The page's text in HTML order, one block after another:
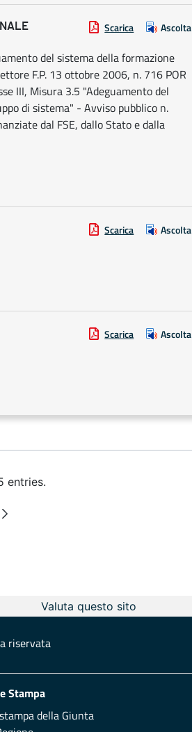
Scarica Ascolta
del sistema della formazione
F.P. 13 ottobre 2006, n. 716 POR
III, Misura 3.5 "Adeguamento del
di sistema" - Avviso pubblico n.
dal FSE, dallo Stato e dalla
Scarica Ascolta
Scarica Ascolta
entries.
Valuta questo sito
riservata
Stampa
della Giunta